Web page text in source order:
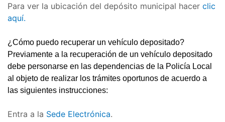
Para ver la ubicación del depósito municipal hacer clic
aquí.
¿Cómo puedo recuperar un vehículo depositado?
Previamente a la recuperación de un vehículo depositado
debe personarse en las dependencias de la Policía Local
al objeto de realizar los trámites oportunos de acuerdo a
las siguientes instrucciones:
Entra a la Sede Electrónica.